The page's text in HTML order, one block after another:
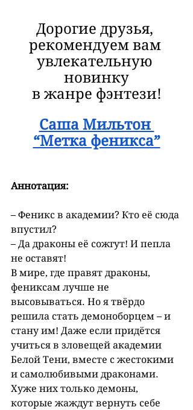
Дорогие друзья,
рекомендуем вам
увлекательную
новинку
в жанре фэнтези!
Саша Мильтон
“Метка феникса”
Аннотация:
– Феникс в академии? Кто её сюда
впустил?
– Да драконы её сожгут! И пепла
не оставят!
В мире, где правят драконы,
фениксам лучше не
высовываться. Но я твёрдо
решила стать демоноборцем – и
стану им! Даже если придётся
учиться в зловещей академии
Белой Тени, вместе с жестокими
и самолюбивыми драконами.
Хуже них только демоны,
которые жаждут вернуть себе